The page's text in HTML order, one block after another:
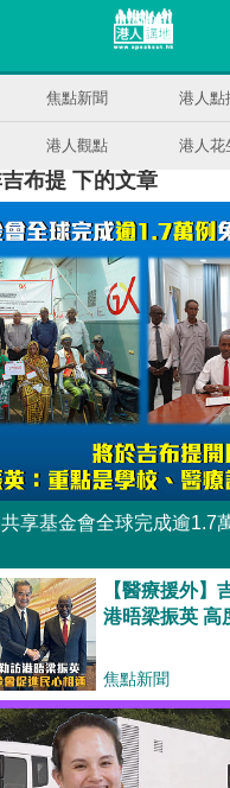
焦點新聞 港人點
港人觀點 港人花
布提 下的文章
【醫療援外】
港晤梁振英 高
焦點新聞